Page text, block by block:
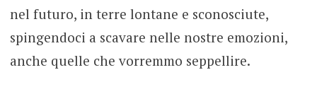
nel futuro, in terre lontane e sconosciute,
spingendoci a scavare nelle nostre emozioni,
anche quelle che vorremmo seppellire.